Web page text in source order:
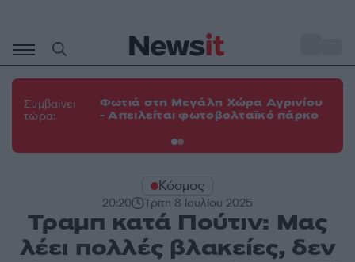
περιεχόμενο
Συμβαίνει
τώρα:
Φωτιά στη Μεγάλη Χώρα Αγρινίου
- Απειλείται φωτοβολταϊκό πάρκο
Κόσμος
20:20 Τρίτη 8 Ιουλίου 2025
Τραμπ κατά Πούτιν: Μας
λέει πολλές βλακείες, δεν